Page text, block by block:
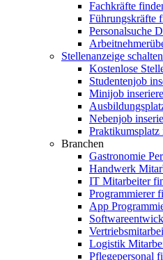
Fachkräfte
Führungskräfte
Personalsuche
Stellenanzeige schalten
Kostenlose
Studentenjob
Minijob
Nebenjob
Praktikumsplatz
Branchen
Gastronomie
Handwerk
IT Mitarbeiter
Programmierer
App
Logistik
Pflegepersonal